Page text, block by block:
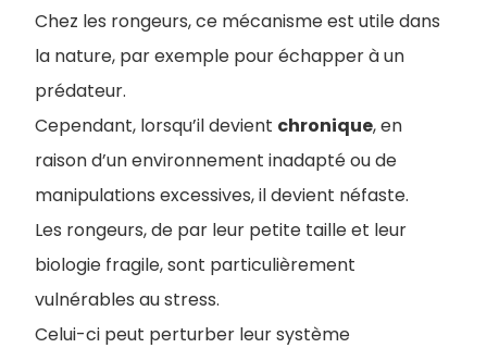
Chez les rongeurs, ce mécanisme est utile dans
la nature, par exemple pour échapper à un
prédateur.
Cependant, lorsqu’il devient chronique, en
raison d’un environnement inadapté ou de
manipulations excessives, il devient néfaste.
Les rongeurs, de par leur petite taille et leur
biologie fragile, sont particulièrement
vulnérables au stress.
Celui-ci peut perturber leur système